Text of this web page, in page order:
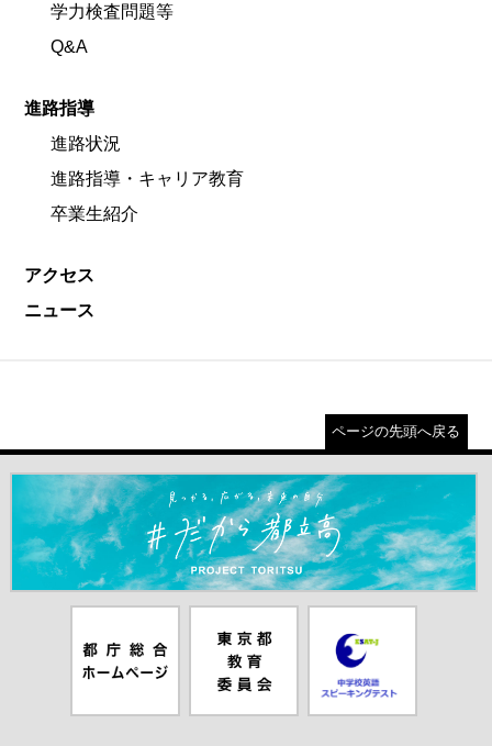
学力検査問題等
Q&A
進路指導
進路状況
進路指導・キャリア教育
卒業生紹介
アクセス
ニュース
ページの先頭へ戻る
＃だから都立高（別ウインドウが開きます）
ムページ（別
ウインドウが
員会（別ウイ
ンドウが開き
ピーキングテ
スト（別ウイ
ンドウが開き